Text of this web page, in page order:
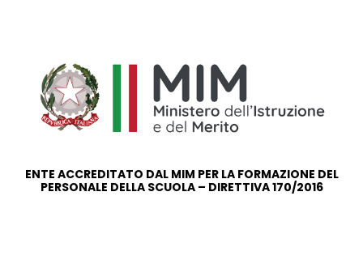
ENTE ACCREDITATO DAL MIM PER LA FORMAZIONE DEL
PERSONALE DELLA SCUOLA – DIRETTIVA 170/2016